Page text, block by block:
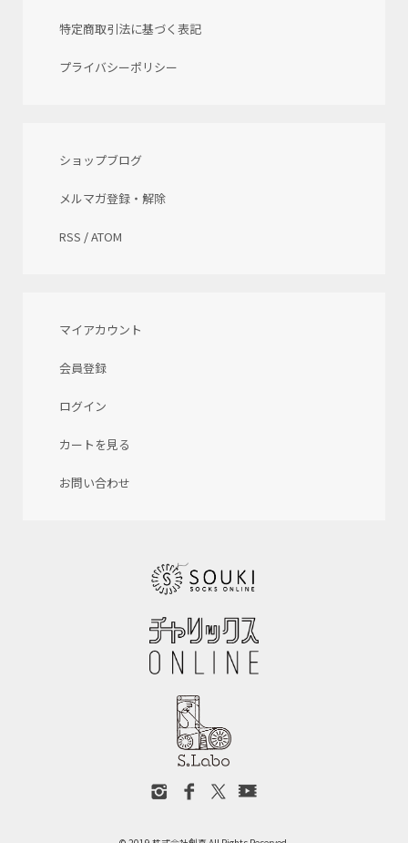
特定商取引法に基づく表記
プライバシーポリシー
ショップブログ
メルマガ登録・解除
RSS /ATOM
マイアカウント
会員登録
ログイン
カートを見る
お問い合わせ